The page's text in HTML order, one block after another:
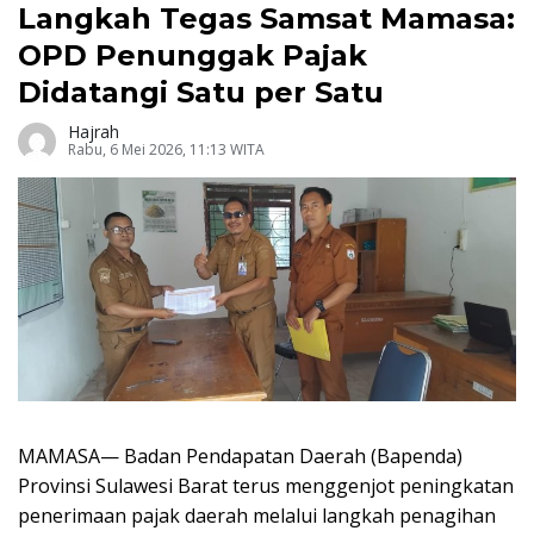
Langkah Tegas Samsat Mamasa:
OPD Penunggak Pajak
Didatangi Satu per Satu
Hajrah
Rabu, 6 Mei 2026, 11:13 WITA
MAMASA— Badan Pendapatan Daerah (Bapenda)
Provinsi Sulawesi Barat terus menggenjot peningkatan
penerimaan pajak daerah melalui langkah penagihan